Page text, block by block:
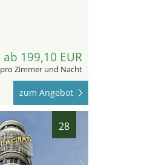
ab 199,10 EUR
pro Zimmer und Nacht
zum Angebot
28